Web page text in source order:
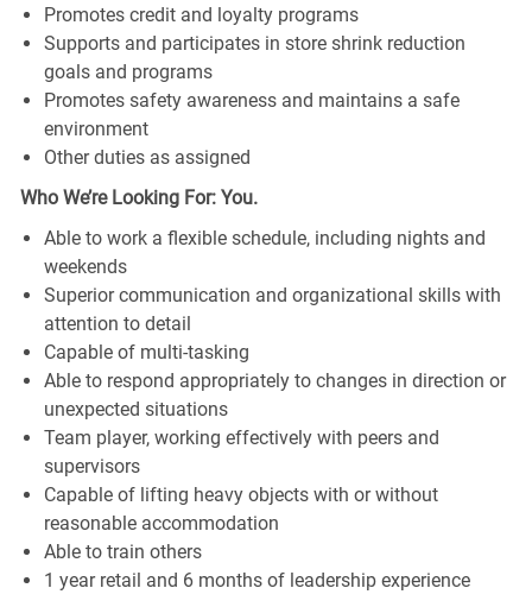
Promotes credit and loyalty programs
Supports and participates in store shrink reduction
goals and programs
Promotes safety awareness and maintains a safe
environment
Other duties as assigned
Who We’re Looking For: You.
Able to work a flexible schedule, including nights and
weekends
Superior communication and organizational skills with
attention to detail
Capable of multi-tasking
Able to respond appropriately to changes in direction or
unexpected situations
Team player, working effectively with peers and
supervisors
Capable of lifting heavy objects with or without
reasonable accommodation
Able to train others
1 year retail and 6 months of leadership experience